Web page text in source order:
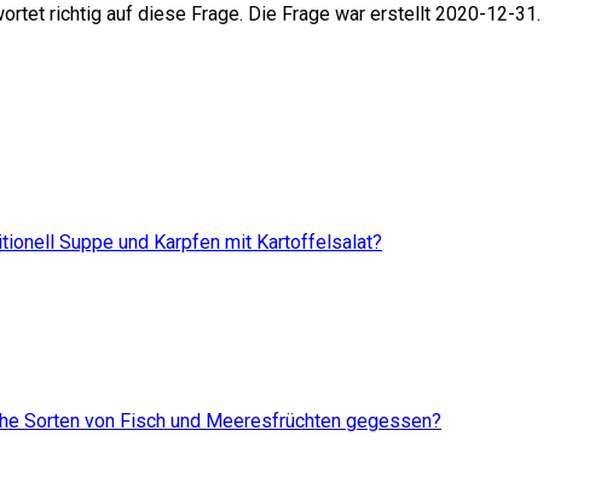
richtig auf diese Frage. Die Frage war erstellt 2020-12-31.
Suppe und Karpfen mit Kartoffelsalat?
Sorten von Fisch und Meeresfrüchten gegessen?